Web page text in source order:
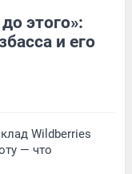
этого»:
и его
Wildberries
— что